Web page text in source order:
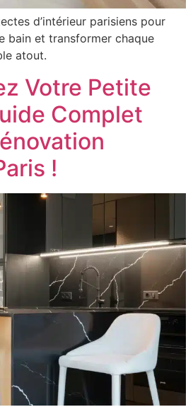
d’intérieur parisiens pour
bain et transformer chaque
atout.
Votre Petite
Complet
!